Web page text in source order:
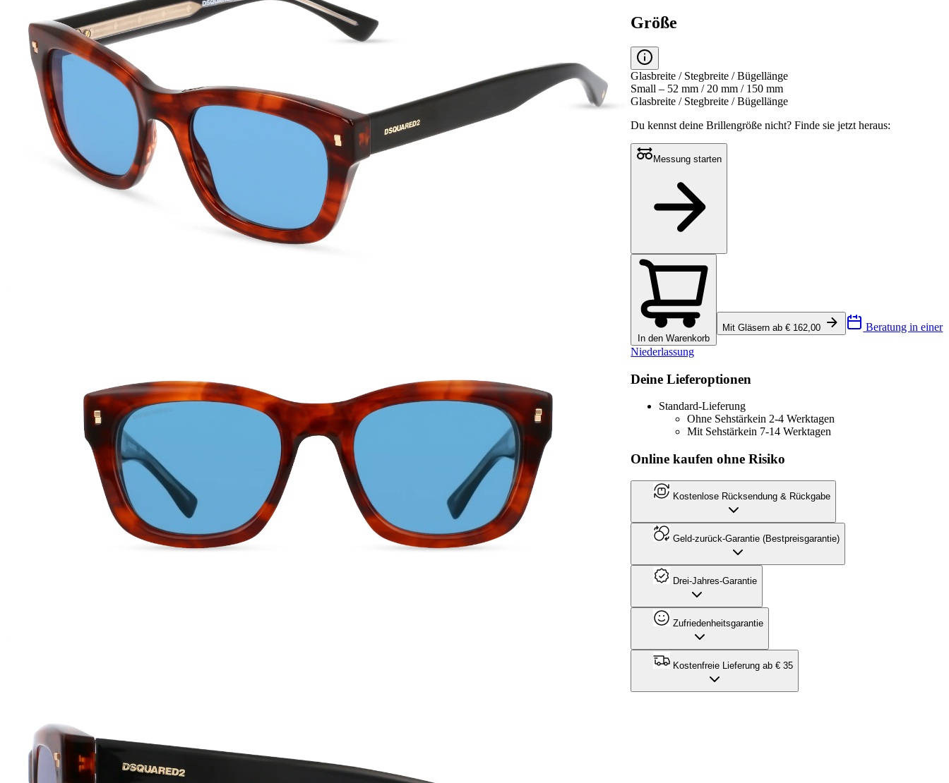
Größe
Glasbreite / Stegbreite / Bügellänge
Small – 52 mm / 20 mm / 150 mm
Glasbreite / Stegbreite / Bügellänge
Du kennst deine Brillengröße nicht?Finde sie jetzt heraus:
Messung starten
In den Warenkorb
Mit Gläsern ab € 162,00 Beratung in einer
Niederlassung
Deine Lieferoptionen
Standard-Lieferung
Ohne Sehstärkein 2-4 Werktagen
Mit Sehstärkein 7-14 Werktagen
Online kaufen ohne Risiko
Kostenlose Rücksendung & Rückgabe
Geld-zurück-Garantie (Bestpreisgarantie)
Drei-Jahres-Garantie
Zufriedenheitsgarantie
Kostenfreie Lieferung ab € 35